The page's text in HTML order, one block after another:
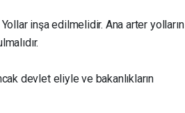
inşa edilmelidir. Ana arter yolların
devlet eliyle ve bakanlıkların